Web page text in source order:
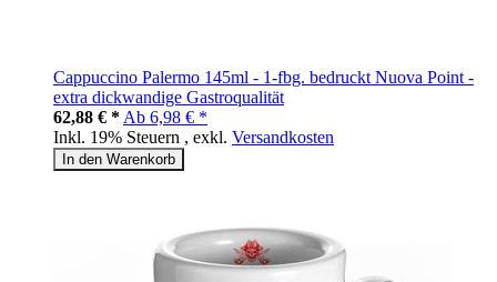
Cappuccino Palermo 145ml - 1-fbg. bedruckt Nuova Point -
extra dickwandige Gastroqualität
62,88 € * Ab 6,98 € *
Inkl. 19% Steuern , exkl. Versandkosten
In den Warenkorb